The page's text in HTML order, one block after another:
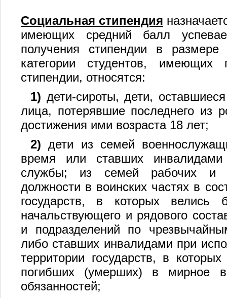
Социальная стипендия
имеющих средний балл
получения стипендии в
категории студентов,
стипендии, относятся:
1) дети-сироты, дети,
лица, потерявшие последнего из
достижения ими возраста 18 лет;
2) дети из семей
время или ставших
службы; из семей рабочих и
должности в воинских частях в
государств, в которых
начальствующего и рядового
и подразделений по
либо ставших инвалидами при
территории государств, в
погибших (умерших) в мирное
обязанностей;